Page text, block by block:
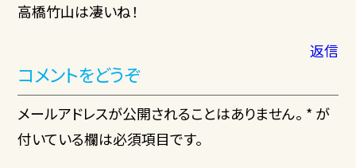
高橋竹山は凄いね！
返信
コメントをどうぞ
メールアドレスが公開されることはありません。 * が
付いている欄は必須項目です。